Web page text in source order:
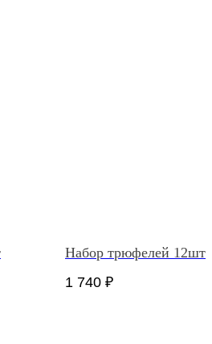
Набор трюфелей 12шт
1 740 ₽